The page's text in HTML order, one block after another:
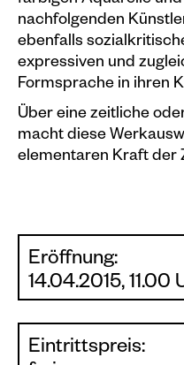
nachfolgenden
ebenfalls
expressiven und
Formsprache in ihren
Über eine zeitliche
macht diese
elementaren Kraft der
Eröffnung:
14.04.2015, 11.00
Eintrittspreis: